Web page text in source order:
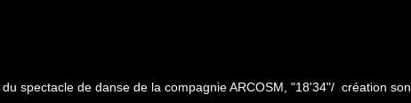
spectacle de danse de la compagnie ARCOSM, "18'34"/ création son.